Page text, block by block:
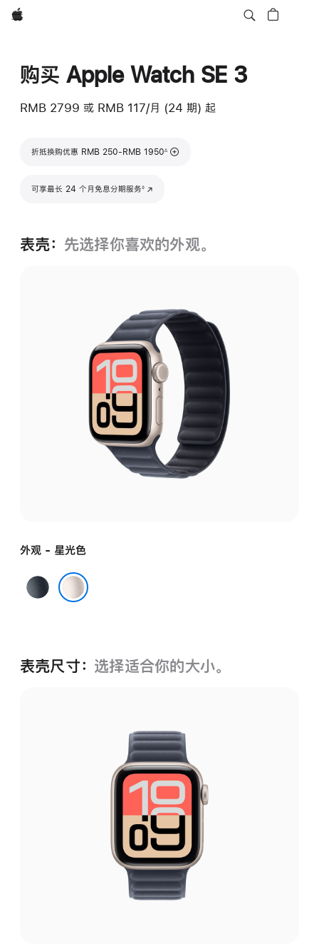
Apple
购买 Apple Watch SE 3
RMB 2799 或 RMB 117/月 (24 期) 起
折抵换购优惠 RMB 250-RMB 1950
脚注
∆
可享最长 24 个月免息分期服务◊
(在新窗口中打开)
表壳： 先选择你喜欢的外观。
外观 - 星光色
午
夜
表壳尺寸： 选择适合你的大小。